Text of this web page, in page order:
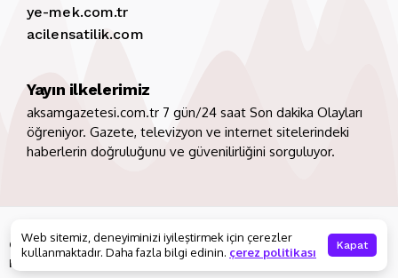
ye-mek.com.tr
acilensatilik.com
Yayın ilkelerimiz
aksamgazetesi.com.tr 7 gün/24 saat Son dakika Olayları
öğreniyor. Gazete, televizyon ve internet sitelerindeki
haberlerin doğruluğunu ve güvenilirliğini sorguluyor.
Gizlilik Politikası Yayın ilkelerimiz
İçerik Kaldırma
Hakkımızda
Web sitemiz, deneyiminizi iyileştirmek için çerezler
kullanmaktadır. Daha fazla bilgi edinin. çerez politikası Kapat